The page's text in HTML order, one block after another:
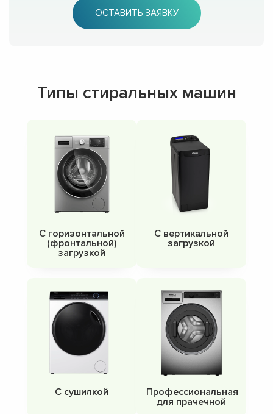
ОСТАВИТЬ ЗАЯВКУ
Типы стиральных машин
С горизонтальной
(фронтальной)
загрузкой
С вертикальной
загрузкой
С сушилкой
Профессиональная
для прачечной